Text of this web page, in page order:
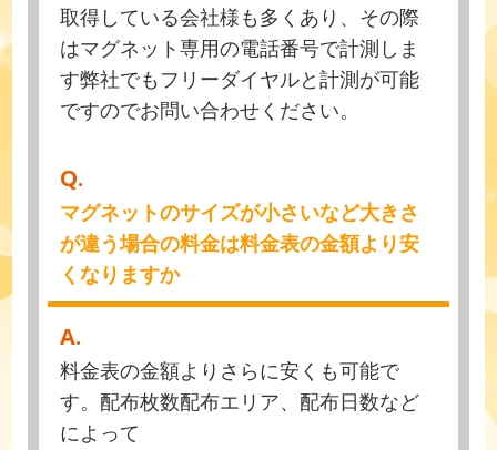
取得している会社様も多くあり、その際
はマグネット専用の電話番号で計測しま
す弊社でもフリーダイヤルと計測が可能
ですのでお問い合わせください。
Q.
マグネットのサイズが小さいなど大きさ
が違う場合の料金は料金表の金額より安
くなりますか
A.
料金表の金額よりさらに安くも可能で
す。配布枚数配布エリア、配布日数など
によって